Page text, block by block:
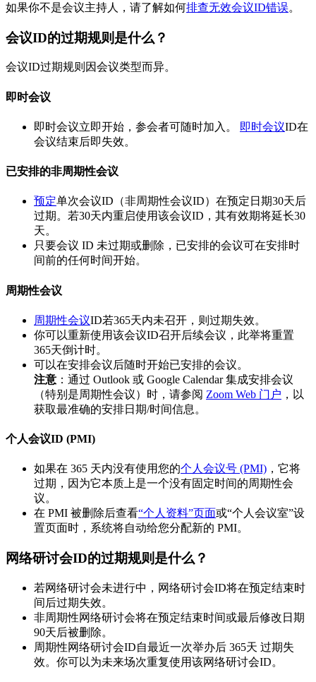
如果你不是会议主持人，请了解如何排查无效会议ID错误。
会议ID的过期规则是什么？
会议ID过期规则因会议类型而异。
即时会议
即时会议立即开始，参会者可随时加入。 即时会议ID在
会议结束后即失效。
已安排的非周期性会议
预定单次会议ID（非周期性会议ID）在预定日期30天后
过期。若30天内重启使用该会议ID，其有效期将延长30
天。
只要会议 ID 未过期或删除，已安排的会议可在安排时
间前的任何时间开始。
周期性会议
周期性会议ID若365天内未召开，则过期失效。
你可以重新使用该会议ID召开后续会议，此举将重置
365天倒计时。
可以在安排会议后随时开始已安排的会议。
注意 ：通过 Outlook 或 Google Calendar 集成安排会议
（特别是周期性会议）时，请参阅 Zoom Web 门户 ，以
获取最准确的安排日期/时间信息。
个人会议ID (PMI)
如果在 365 天内没有使用您的个人会议号 (PMI) ，它将
过期，因为它本质上是一个没有固定时间的周期性会
议。
在 PMI 被删除后查看“个人资料”页面或“个人会议室”设
置页面时，系统将自动给您分配新的 PMI。
网络研讨会ID的过期规则是什么？
若网络研讨会未进行中，网络研讨会ID将在预定结束时
间后过期失效。
非周期性网络研讨会将在预定结束时间或最后修改日期
90天后被删除。
周期性网络研讨会ID自最近一次举办后 365天 过期失
效。你可以为未来场次重复使用该网络研讨会ID。